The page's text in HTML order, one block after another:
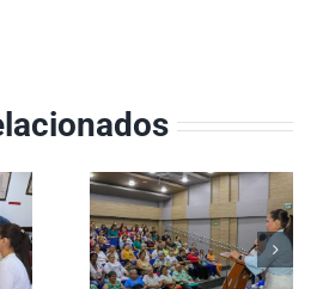
de
su
ESE Carmen
Emilia Ospina
conmemoró el